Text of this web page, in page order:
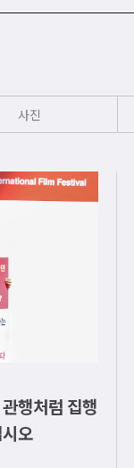
사진
행처럼 집행
오